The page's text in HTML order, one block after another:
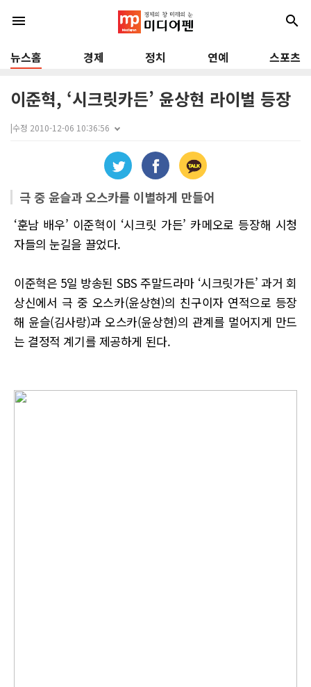
menu search
뉴스홈 경제 정치 연예 스포츠
이준혁, ‘시크릿카든’ 윤상현 라이벌 등장
|수정 2010-12-06 10:36:56
극 중 윤슬과 오스카를 이별하게 만들어
‘훈남 배우’ 이준혁이 ‘시크릿 가든’ 카메오로 등장해 시청
자들의 눈길을 끌었다.
이준혁은 5일 방송된 SBS 주말드라마 ‘시크릿가든’ 과거 회
상신에서 극 중 오스카(윤상현)의 친구이자 연적으로 등장
해 윤슬(김사랑)과 오스카(윤상현)의 관계를 멀어지게 만드
는 결정적 계기를 제공하게 된다.